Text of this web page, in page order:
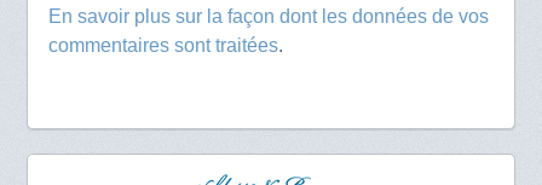
En savoir plus sur la façon dont les données de vos
commentaires sont traitées.